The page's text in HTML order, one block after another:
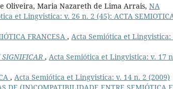
Oliveira, Maria Nazareth de Lima Arrais, NA
et Lingvistica: v. 26 n. 2 (45): ACTA
FRANCESA , Acta Semiótica et Lingvistica:
SIGNIFICAR , Acta Semiótica et Lingvistica: v. 17
, Acta Semiótica et Lingvistica: v. 14 n. 2 (2009)
DE (IN)COMPATIBILIDADE ENTRE SEMIÓTICA E